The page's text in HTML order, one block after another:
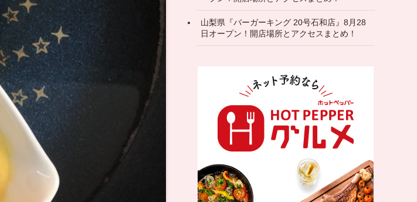
山梨県『バーガーキング 20号石和店』8月28
日オープン！開店場所とアクセスまとめ！